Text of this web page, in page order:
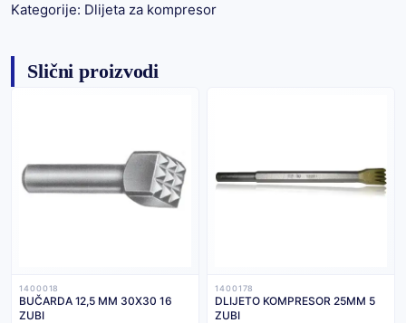
Kategorije: Dlijeta za kompresor
Slični proizvodi
1400018
BUČARDA 12,5 MM 30X30 16
ZUBI
1400178
DLIJETO KOMPRESOR 25MM 5
ZUBI